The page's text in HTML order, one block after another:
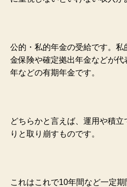
公的・私的年金の受給です。
金保険や確定拠出年金などが
年などの有期年金です。
どちらかと言えば、運用や積立
りと取り崩すものです。
これはこれで10年間など一定